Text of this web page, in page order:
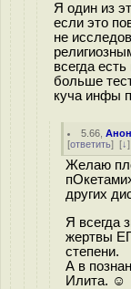
Я один из
если это
не
всегда
больше
куча инфы
5.66 ,
[ответить] [↓
Желаю
других
Я всегда
жертвы
степени.
А в
Илита. ☺